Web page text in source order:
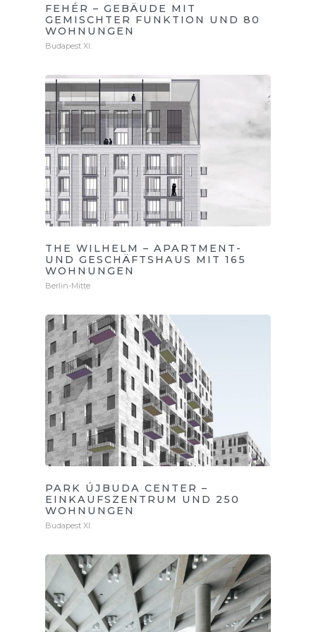
FEHÉR – GEBÄUDE MIT
GEMISCHTER FUNKTION UND 80
WOHNUNGEN
Budapest XI.
THE WILHELM – APARTMENT-
UND GESCHÄFTSHAUS MIT 165
WOHNUNGEN
Berlin-Mitte
PARK ÚJBUDA CENTER –
EINKAUFSZENTRUM UND 250
WOHNUNGEN
Budapest XI.